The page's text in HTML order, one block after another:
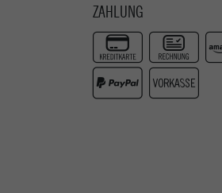
ZAHLUNG